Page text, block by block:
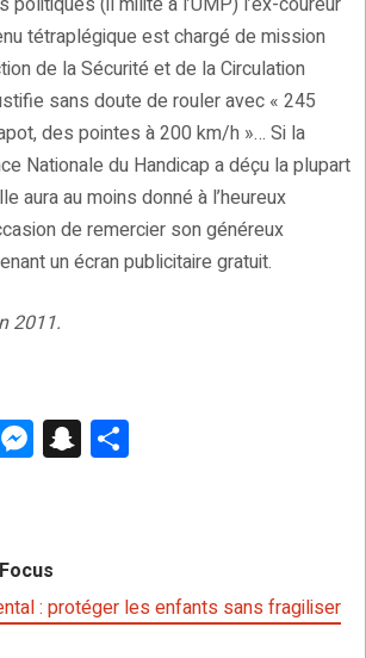
tétraplégique est chargé de mission
de la Sécurité et de la Circulation
sans doute de rouler avec « 245
des pointes à 200 km/h »… Si la
Nationale du Handicap a déçu la plupart
aura au moins donné à l’heureux
de remercier son généreux
un écran publicitaire gratuit.
2011.
M
es
n
g
er
S
n
c
h
er
: protéger les enfants sans fragiliser